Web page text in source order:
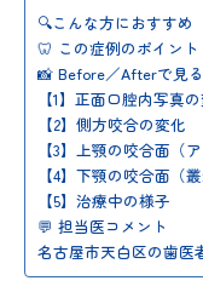
🔍こんな方におすすめ
🦷 この症例のポイント
📸 Before／Afterで見
【1】正面口腔内写真
【2】側方咬合の変化
【3】上顎の咬合面（
【4】下顎の咬合面（
【5】治療中の様子
💬 担当医コメント
名古屋市天白区の歯医